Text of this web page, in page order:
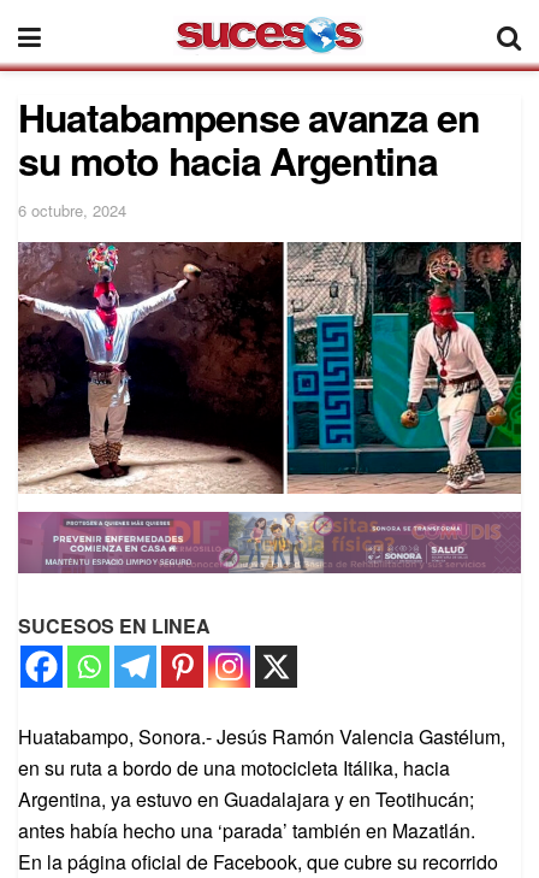
Huatabampense avanza en
su moto hacia Argentina
6 octubre, 2024
SUCESOS EN LINEA
Huatabampo, Sonora.- Jesús Ramón Valencia Gastélum,
en su ruta a bordo de una motocicleta Itálika, hacia
Argentina, ya estuvo en Guadalajara y en Teotihucán;
antes había hecho una ‘parada’ también en Mazatlán.
En la página oficial de Facebook, que cubre su recorrido